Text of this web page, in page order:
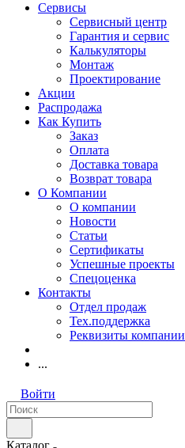
Сервисы
Сервисный центр
Гарантия и сервис
Калькуляторы
Монтаж
Проектирование
Акции
Распродажа
Как Купить
Заказ
Оплата
Доставка товара
Возврат товара
О Компании
О компании
Новости
Статьи
Сертификаты
Успешные проекты
Спецоценка
Контакты
Отдел продаж
Тех.поддержка
Реквизиты компании
...
Войти
Каталог